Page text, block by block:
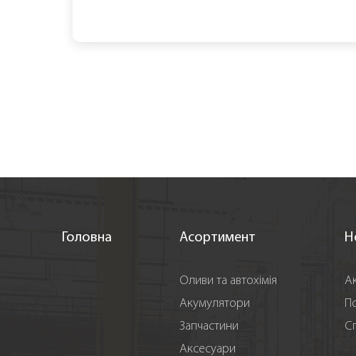
Головна Асортимент
Оливи та автохімія
Акумулятори
Запчастини
Аксесуари